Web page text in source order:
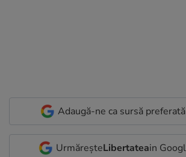
Adaugă-ne ca sursă
UrmăreșteLibertateain